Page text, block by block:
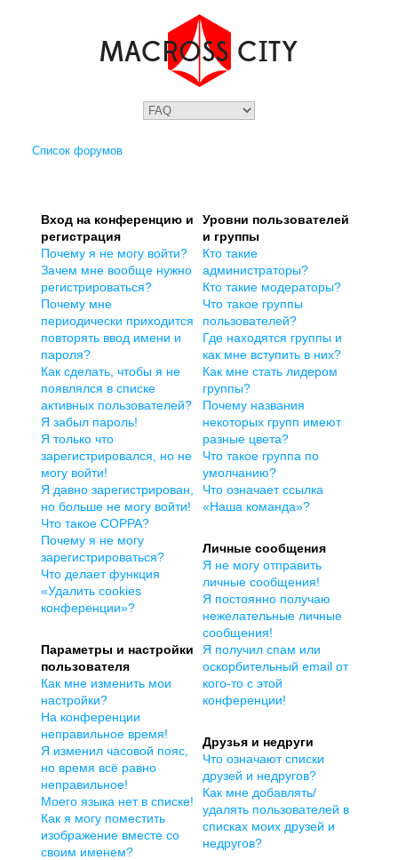
Список форумов
Вход на конференцию и
регистрация
Почему я не могу войти?
Зачем мне вообще нужно
регистрироваться?
Почему мне
периодически приходится
повторять ввод имени и
пароля?
Как сделать, чтобы я не
появлялся в списке
активных пользователей?
Я забыл пароль!
Я только что
зарегистрировался, но не
могу войти!
Я давно зарегистрирован,
но больше не могу войти!
Что такое COPPA?
Почему я не могу
зарегистрироваться?
Что делает функция
«Удалить cookies
конференции»?
Параметры и настройки
пользователя
Как мне изменить мои
настройки?
На конференции
неправильное время!
Я изменил часовой пояс,
но время всё равно
неправильное!
Моего языка нет в списке!
Как я могу поместить
изображение вместе со
своим именем?
Уровни пользователей
и группы
Кто такие
администраторы?
Кто такие модераторы?
Что такое группы
пользователей?
Где находятся группы и
как мне вступить в них?
Как мне стать лидером
группы?
Почему названия
некоторых групп имеют
разные цвета?
Что такое группа по
умолчанию?
Что означает ссылка
«Наша команда»?
Личные сообщения
Я не могу отправить
личные сообщения!
Я постоянно получаю
нежелательные личные
сообщения!
Я получил спам или
оскорбительный email от
кого-то с этой
конференции!
Друзья и недруги
Что означают списки
друзей и недругов?
Как мне добавлять/
удалять пользователей в
списках моих друзей и
недругов?